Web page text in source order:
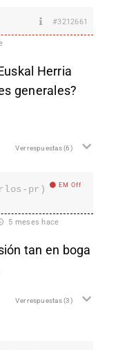
#3212661
Herria
generales?
Ver respuestas(6)
pr) EM Off
5 meses hace
tan en boga
Ver respuestas(3)